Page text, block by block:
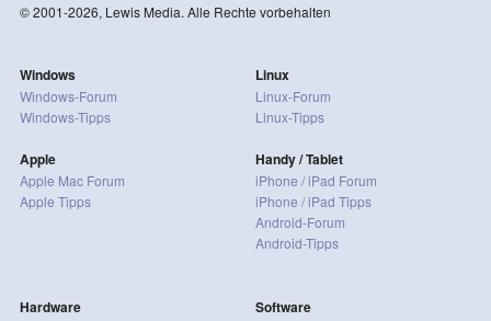
© 2001-2026, Lewis Media. Alle Rechte vorbehalten
Windows
Windows-Forum
Windows-Tipps
Apple
Apple Mac Forum
Apple Tipps
Linux
Linux-Forum
Linux-Tipps
Handy / Tablet
iPhone / iPad Forum
iPhone / iPad Tipps
Android-Forum
Android-Tipps
Hardware Software